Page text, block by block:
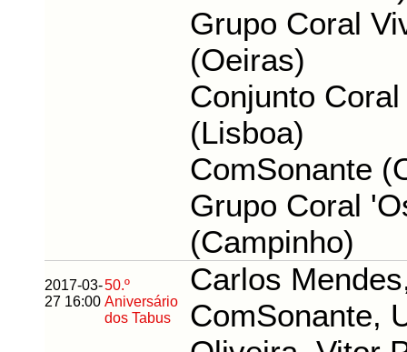
Grupo Coral
(Oeiras)
Conjunto
(Lisboa)
ComSonante
Grupo Coral
(Campinho)
2017-03-
27 16:00
50.º
Aniversário
dos Tabus
Carlos
ComSonante,